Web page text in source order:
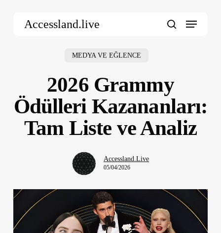
Accessland.live Menu
MEDYA VE EĞLENCE
2026 Grammy
Ödülleri Kazananları:
Tam Liste ve Analiz
Accessland.Live
05/04/2026